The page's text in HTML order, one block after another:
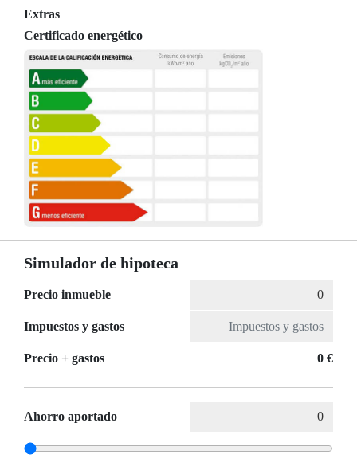
Extras
Certificado energético
Simulador de hipoteca
Precio inmueble
Impuestos y gastos
Precio + gastos 0 €
Ahorro aportado